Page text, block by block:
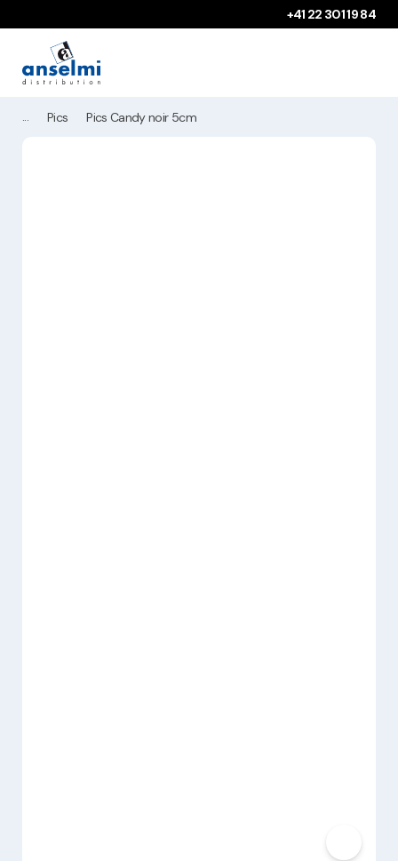
+41 22 301 19 84
Pics Pics Candy noir 5cm